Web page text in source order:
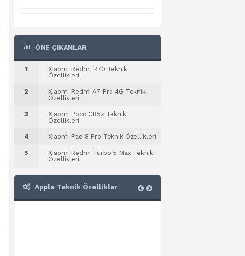
ÖNE ÇIKANLAR
1
Xiaomi Redmi R70 Teknik
Özellikleri
2
Xiaomi Redmi A7 Pro 4G Teknik
Özellikleri
3
Xiaomi Poco C85x Teknik
Özellikleri
4 Xiaomi Pad 8 Pro Teknik Özellikleri
5
Xiaomi Redmi Turbo 5 Max Teknik
Özellikleri
Apple Teknik Özellikler